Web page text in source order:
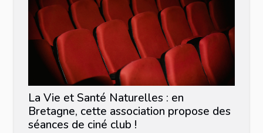
La Vie et Santé Naturelles : en
Bretagne, cette association propose des
séances de ciné club !